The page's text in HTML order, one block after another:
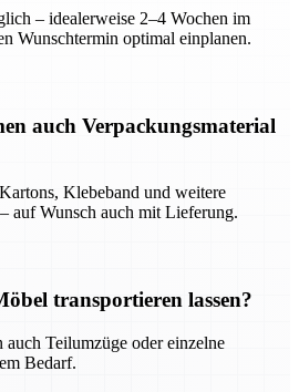
– idealerweise 2–4 Wochen im
Wunschtermin optimal einplanen.
auch Verpackungsmaterial
Klebeband und weitere
auf Wunsch auch mit Lieferung.
transportieren lassen?
Teilumzüge oder einzelne
Bedarf.